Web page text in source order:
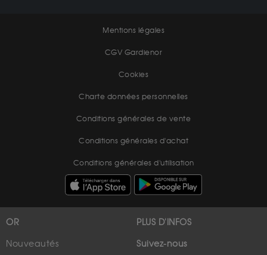
Mentions légales
CGV Gardienor
Cookies
Charte données personnelles
Conditions générales de vente
Conditions générales d'achat
Conditions générales d'utilisation
OR
Nouveautés
PLUS D'INFOS
Suivez-nous